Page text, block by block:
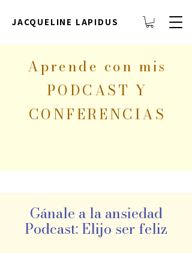
JACQUELINE LAPIDUS
Aprende con mis
PODCAST Y
CONFERENCIAS
Gánale a la ansiedad
Podcast: Elijo ser feliz